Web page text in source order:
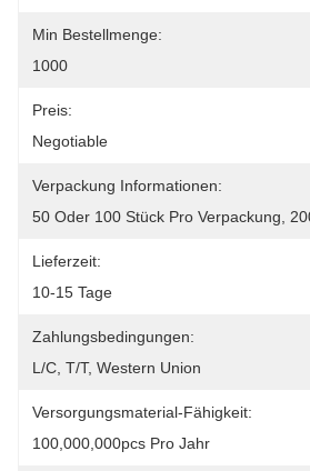
Min Bestellmenge:
1000
Preis:
Negotiable
Verpackung Informationen:
50 Oder 100 Stück Pro Verpackung,
Lieferzeit:
10-15 Tage
Zahlungsbedingungen:
L/C, T/T, Western Union
Versorgungsmaterial-Fähigkeit:
100,000,000pcs Pro Jahr